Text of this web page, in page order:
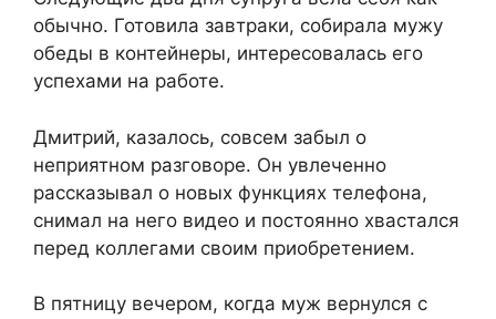
обычно. Готовила завтраки, собирала мужу
обеды в контейнеры, интересовалась его
успехами на работе.
Дмитрий, казалось, совсем забыл о
неприятном разговоре. Он увлеченно
рассказывал о новых функциях телефона,
снимал на него видео и постоянно хвастался
перед коллегами своим приобретением.
В пятницу вечером, когда муж вернулся с